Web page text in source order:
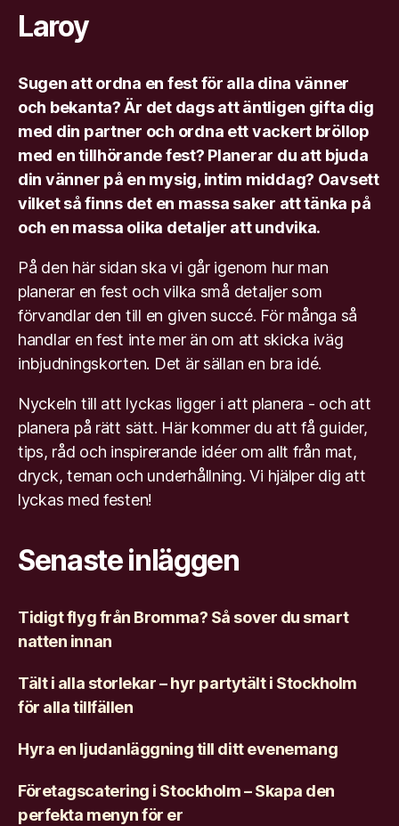
Laroy
Sugen att ordna en fest för alla dina vänner
och bekanta? Är det dags att äntligen gifta dig
med din partner och ordna ett vackert bröllop
med en tillhörande fest? Planerar du att bjuda
din vänner på en mysig, intim middag? Oavsett
vilket så finns det en massa saker att tänka på
och en massa olika detaljer att undvika.
På den här sidan ska vi går igenom hur man
planerar en fest och vilka små detaljer som
förvandlar den till en given succé. För många så
handlar en fest inte mer än om att skicka iväg
inbjudningskorten. Det är sällan en bra idé.
Nyckeln till att lyckas ligger i att planera - och att
planera på rätt sätt. Här kommer du att få guider,
tips, råd och inspirerande idéer om allt från mat,
dryck, teman och underhållning. Vi hjälper dig att
lyckas med festen!
Senaste inläggen
Tidigt flyg från Bromma? Så sover du smart
natten innan
Tält i alla storlekar – hyr partytält i Stockholm
för alla tillfällen
Hyra en ljudanläggning till ditt evenemang
Företagscatering i Stockholm – Skapa den
perfekta menyn för er